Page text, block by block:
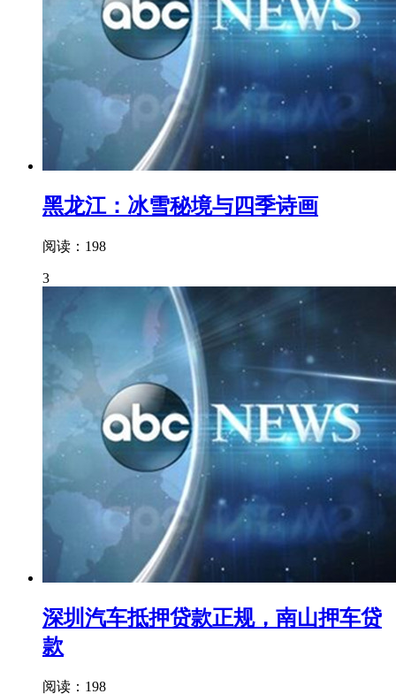
黑龙江：冰雪秘境与四季诗画
阅读：198
3
深圳汽车抵押贷款正规，南山押车贷
款
阅读：198